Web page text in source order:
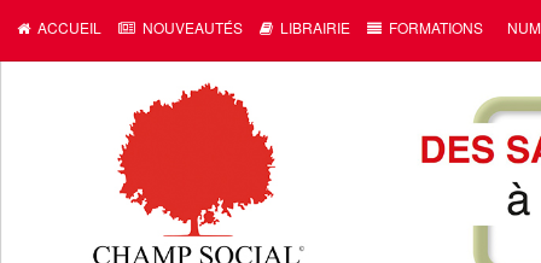
ACCUEIL NOUVEAUTÉS LIBRAIRIE FORMATIONS